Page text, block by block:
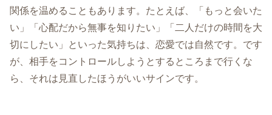
関係を温めることもあります。たとえば、「もっと会いた
い」「心配だから無事を知りたい」「二人だけの時間を大
切にしたい」といった気持ちは、恋愛では自然です。です
が、相手をコントロールしようとするところまで行くな
ら、それは見直したほうがいいサインです。